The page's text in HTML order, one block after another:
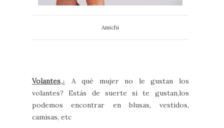
Amichi
Volantes,¿ A qué mujer no le gustan los
volantes? Estás de suerte si te gustan,los
podemos encontrar en blusas, vestidos,
camisas, etc